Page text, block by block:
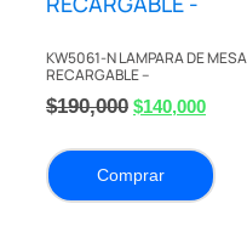
KW5061-N LAMPARA DE
RECARGABLE –
$190,000 $140,000
Comprar